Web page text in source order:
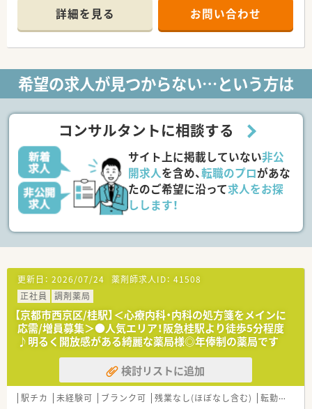
取り組んでおり、地域医療に貢献しています。
■1日の処方箋応需枚数は70～80枚程度で、薬剤師は正社員3
名、準社員3名、パート1名の計7名体制です。
■今回の募集は欠員補充のためですが、59歳まで面接可能で、幅
広い年齢層の方を歓迎しています。
■初期配属は希望や居住地を考慮しますが、正社員として全店舗
き方を希望される方に特におすすめです。
【法人特徴について】
■京都市内に10店舗を経営しており、そのうち4店舗が健康サポ
ート薬局を申請している地域密着型の法人です。
■薬局事業に加え介護事業も行っており、京都府・京都市よりワ
ークライフバランス認定企業の特別賞を受賞しています。
すく、高い有給取得率につながっています。
■有給取得率が約89％と非常に高く、平均で14日～15日取得さ
れているため年間休日以外も休みやすいです。
■残業時間は月平均7時間程度と少なく、15分単位での残業代支
給のためサービス残業はありません。
■1人薬剤師の店舗がなく、薬剤師を余剰に配置しているため、
余裕を持って業務に取り組める環境です。
詳細を見る お問い合わせ
希望の求人が見つからない…という方は
コンサルタントに相談する
サイト上に掲載していない非公
開求人を含め、転職のプロがあな
たのご希望に沿って求人をお探
しします！
更新日： 2026/07/24 薬剤師求人ID： 41508
正社員
調剤薬局
【京都市西京区/桂駅】＜心療内科・内科の処方箋をメインに
応需/増員募集＞●人気エリア！阪急桂駅より徒歩5分程度
♪明るく開放感がある綺麗な薬局様◎年俸制の薬局です
検討リストに追加
駅チカ 未経験可 ブランク可 残業なし(ほぼなし含む) 転勤なし